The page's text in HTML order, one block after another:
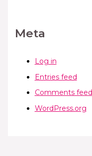
Meta
Log in
Entries feed
Comments feed
WordPress.org